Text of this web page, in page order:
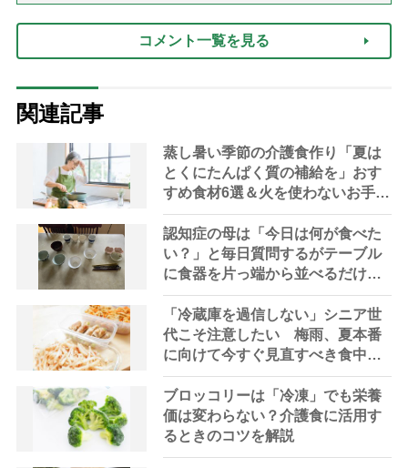
コメント一覧を見る
関連記事
蒸し暑い季節の介護食作り「夏は
とくにたんぱく質の補給を」おす
すめ食材6選＆火を使わないお手軽
レシピ3選【管理栄養士提案】
認知症の母は「今日は何が食べた
い？」と毎日質問するがテーブル
に食器を片っ端から並べるだけ―
困った息子の対処法とものがない
現在の台所の意味
「冷蔵庫を過信しない」シニア世
代こそ注意したい 梅雨、夏本番
に向けて今すぐ見直すべき食中毒
対策を家事アドバイザーが指南
ブロッコリーは「冷凍」でも栄養
価は変わらない？介護食に活用す
るときのコツを解説